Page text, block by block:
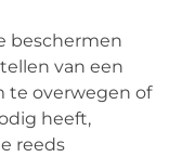
beschermen
van een
te overwegen of
heeft,
reeds